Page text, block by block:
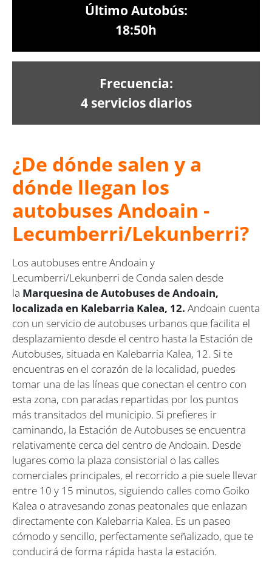
Último Autobús:
18:50h
Frecuencia:
4 servicios diarios
¿De dónde salen y a
dónde llegan los
autobuses Andoain -
Lecumberri/Lekunberri?
Los autobuses entre Andoain y
Lecumberri/Lekunberri de Conda salen desde
la Marquesina de Autobuses de Andoain,
localizada en Kalebarria Kalea, 12. Andoain cuenta
con un servicio de autobuses urbanos que facilita el
desplazamiento desde el centro hasta la Estación de
Autobuses, situada en Kalebarria Kalea, 12. Si te
encuentras en el corazón de la localidad, puedes
tomar una de las líneas que conectan el centro con
esta zona, con paradas repartidas por los puntos
más transitados del municipio. Si prefieres ir
caminando, la Estación de Autobuses se encuentra
relativamente cerca del centro de Andoain. Desde
lugares como la plaza consistorial o las calles
comerciales principales, el recorrido a pie suele llevar
entre 10 y 15 minutos, siguiendo calles como Goiko
Kalea o atravesando zonas peatonales que enlazan
directamente con Kalebarria Kalea. Es un paseo
cómodo y sencillo, perfectamente señalizado, que te
conducirá de forma rápida hasta la estación.